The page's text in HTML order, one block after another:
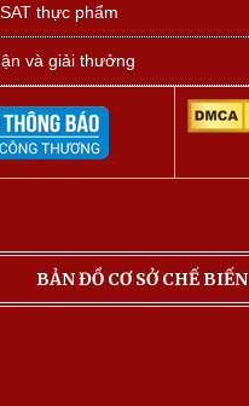
thực phẩm
và giải thưởng
BẢN ĐỒ CƠ SỞ CHẾ BIẾN